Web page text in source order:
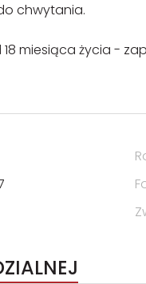
chwytania.
miesiąca życia -